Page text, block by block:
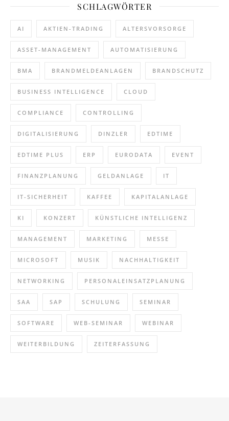
SCHLAGWÖRTER
AI AKTIEN-TRADING ALTERSVORSORGE
ASSET-MANAGEMENT AUTOMATISIERUNG
BMA BRANDMELDEANLAGEN BRANDSCHUTZ
BUSINESS INTELLIGENCE CLOUD
COMPLIANCE CONTROLLING
DIGITALISIERUNG DINZLER EDTIME
EDTIME PLUS ERP EURODATA EVENT
FINANZPLANUNG GELDANLAGE IT
IT-SICHERHEIT KAFFEE KAPITALANLAGE
KI KONZERT KÜNSTLICHE INTELLIGENZ
MANAGEMENT MARKETING MESSE
MICROSOFT MUSIK NACHHALTIGKEIT
NETWORKING PERSONALEINSATZPLANUNG
SAA SAP SCHULUNG SEMINAR
SOFTWARE WEB-SEMINAR WEBINAR
WEITERBILDUNG ZEITERFASSUNG